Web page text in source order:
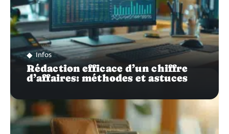
Infos
Rédaction efficace d’un chiffre
d’affaires: méthodes et astuces